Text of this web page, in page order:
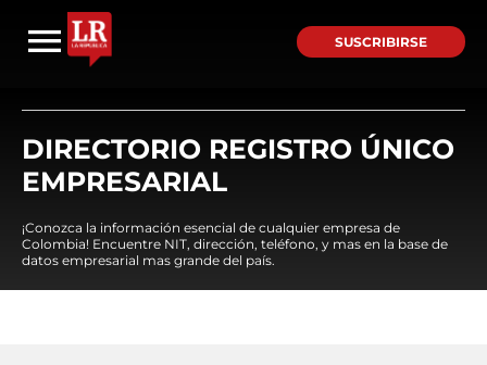
SUSCRIBIRSE
DIRECTORIO REGISTRO ÚNICO
EMPRESARIAL
¡Conozca la información esencial de cualquier empresa de
Colombia! Encuentre NIT, dirección, teléfono, y mas en la base de
datos empresarial mas grande del país.